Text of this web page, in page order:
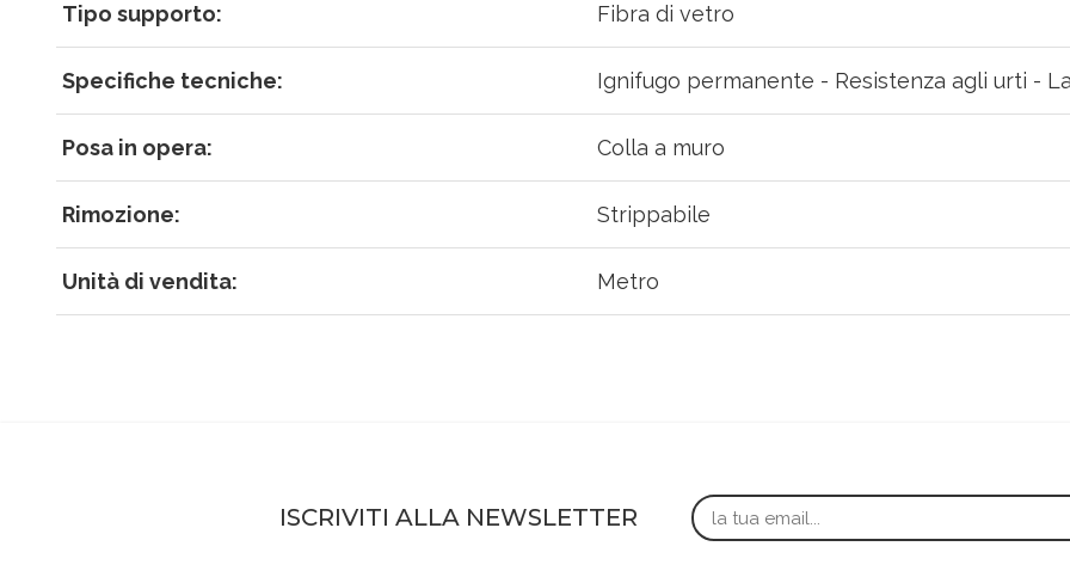
Tipo supporto: Fibra di vetro
Specifiche tecniche: Ignifugo permanente - Resistenza agli urti -
Posa in opera: Colla a muro
Rimozione: Strippabile
Unità di vendita: Metro
ISCRIVITI ALLA NEWSLETTER